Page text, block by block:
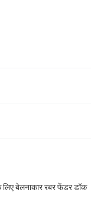
लिए बेलनाकार रबर फेंडर डॉक